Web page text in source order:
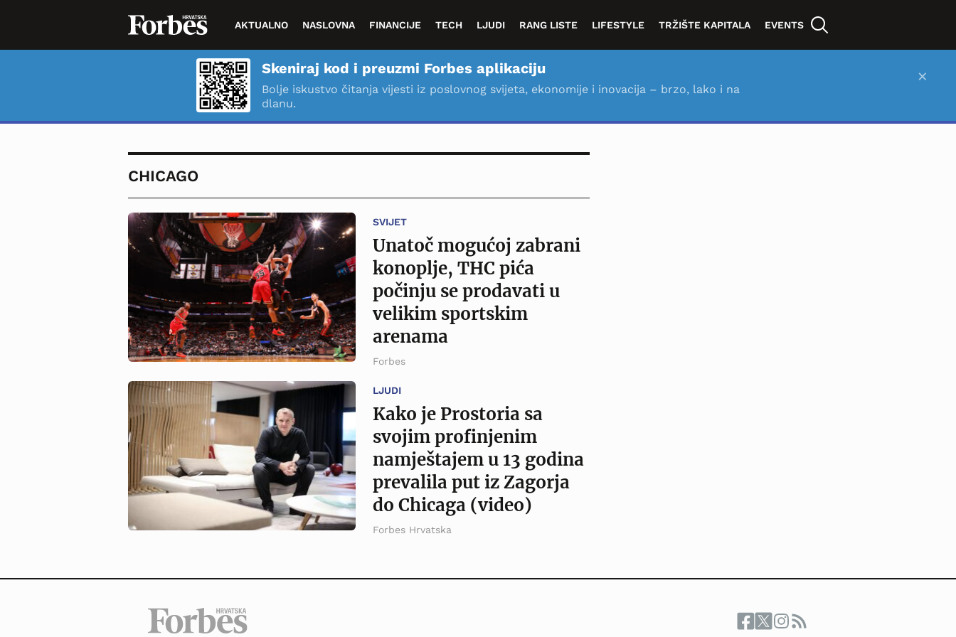
AKTUALNO NASLOVNA FINANCIJE TECH LJUDI RANG LISTE LIFESTYLE TRŽIŠTE KAPITALA EVENTS
Skeniraj kod i preuzmi Forbes aplikaciju
Bolje iskustvo čitanja vijesti iz poslovnog svijeta, ekonomije i inovacija – brzo, lako i na
dlanu.
×
CHICAGO
SVIJET
Unatoč mogućoj zabrani
konoplje, THC pića
počinju se prodavati u
velikim sportskim
arenama
Forbes
LJUDI
Kako je Prostoria sa
svojim profinjenim
namještajem u 13 godina
prevalila put iz Zagorja
do Chicaga (video)
Forbes Hrvatska